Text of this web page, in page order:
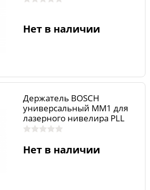
Нет в наличии
Держатель BOSCH
универсальный MM1 для
лазерного нивелира PLL
360 0603692000
Нет в наличии